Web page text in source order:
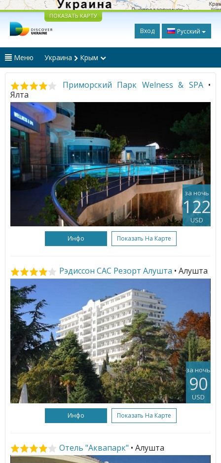
ПОКАЗАТЬ КАРТУ
Вход Русский
Меню Украина Крым
Приморский Парк Welness & SPA •
Ялта
за ночь
122
USD
Инфо Показать На Карте
Рэдиссон САС Резорт Алушта • Алушта
за ночь
90
USD
Инфо Показать На Карте
Отель "Аквапарк" • Алушта